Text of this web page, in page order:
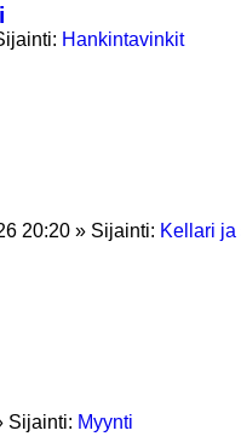
Hankintavinkit
20:20 » Sijainti: Kellari ja
Sijainti: Myynti